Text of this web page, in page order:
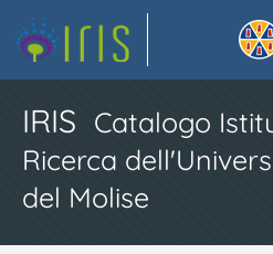
IRIS Catalogo
Ricerca
del Molise